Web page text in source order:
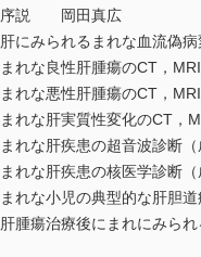
序説 岡田真広
肝にみられるまれな血流
まれな良性肝腫瘍のCT，
まれな悪性肝腫瘍のCT，
まれな肝実質性変化のCT
まれな肝疾患の超音波診
まれな肝疾患の核医学診
まれな小児の典型的な肝胆
肝腫瘍治療後にまれにみら